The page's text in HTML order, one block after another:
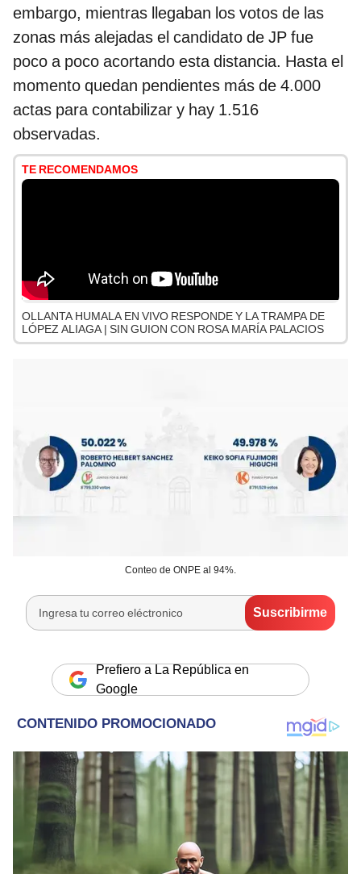
embargo, mientras llegaban los votos de las
zonas más alejadas el candidato de JP fue
poco a poco acortando esta distancia. Hasta el
momento quedan pendientes más de 4.000
actas para contabilizar y hay 1.516
observadas.
TE RECOMENDAMOS
OLLANTA HUMALA EN VIVO RESPONDE Y LA TRAMPA DE
LÓPEZ ALIAGA | SIN GUION CON ROSA MARÍA PALACIOS
Conteo de ONPE al 94%.
Prefiero a La República en
Google